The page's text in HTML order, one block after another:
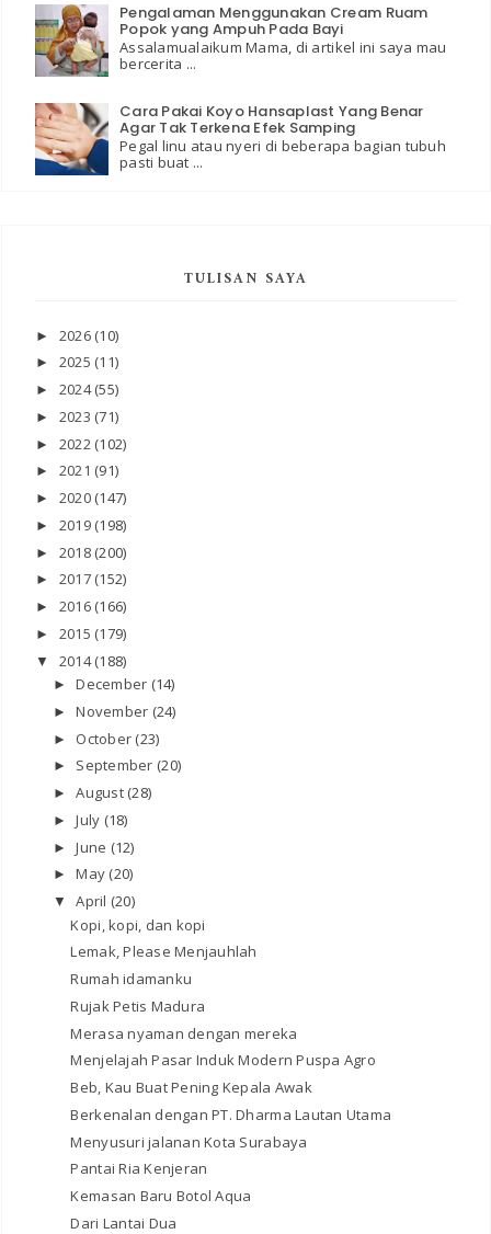
Pengalaman Menggunakan Cream Ruam
Popok yang Ampuh Pada Bayi
Assalamualaikum Mama, di artikel ini saya mau
bercerita ...
Cara Pakai Koyo Hansaplast Yang Benar
Agar Tak Terkena Efek Samping
Pegal linu atau nyeri di beberapa bagian tubuh
pasti buat ...
TULISAN SAYA
► 2026 (10)
► 2025 (11)
► 2024(55)
► 2023 (71)
► 2022 (102)
► 2021 (91)
► 2020 (147)
► 2019 (198)
► 2018 (200)
► 2017 (152)
► 2016 (166)
► 2015 (179)
▼ 2014(188)
►December (14)
►November (24)
► October (23)
► September (20)
►August (28)
►July (18)
►June (12)
►May (20)
▼April (20)
Kopi, kopi, dan kopi
Lemak, Please Menjauhlah
Rumah idamanku
Rujak Petis Madura
Merasa nyaman dengan mereka
Menjelajah Pasar Induk Modern Puspa Agro
Beb, Kau Buat Pening Kepala Awak
Berkenalan dengan PT. Dharma Lautan Utama
Menyusuri jalanan Kota Surabaya
Pantai Ria Kenjeran
Kemasan Baru Botol Aqua
Dari Lantai Dua